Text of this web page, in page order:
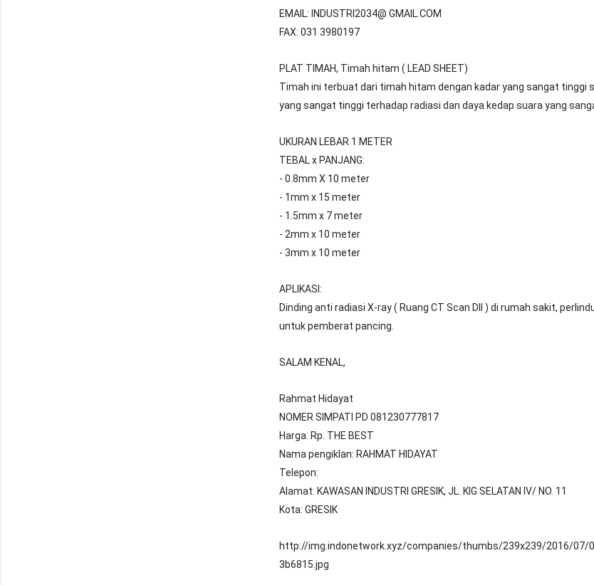
EMAIL: INDUSTRI2034@ GMAIL.COM
FAX: 031 3980197
PLAT TIMAH, Timah hitam ( LEAD SHEET)
Timah ini terbuat dari timah hitam dengan kadar yang sangat tinggi
yang sangat tinggi terhadap radiasi dan daya kedap suara yang
UKURAN LEBAR 1 METER
TEBAL x PANJANG:
- 0.8mm X 10 meter
- 1mm x 15 meter
- 1.5mm x 7 meter
- 2mm x 10 meter
- 3mm x 10 meter
APLIKASI:
Dinding anti radiasi X-ray ( Ruang CT Scan Dll ) di rumah sakit,
untuk pemberat pancing.
SALAM KENAL,
Rahmat Hidayat
NOMER SIMPATI PD 081230777817
Harga: Rp. THE BEST
Nama pengiklan: RAHMAT HIDAYAT
Telepon:
Alamat: KAWASAN INDUSTRI GRESIK, JL. KIG SELATAN IV/ NO. 11
Kota: GRESIK
http://img.indonetwork.xyz/companies/thumbs/239x239/2016/07/
3b6815.jpg